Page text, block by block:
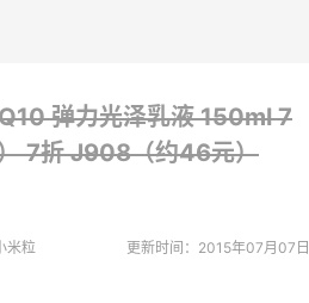
弹力光泽乳液 150ml 7
7折 J908（约46元）
米粒 更新时间：2015年07月07日